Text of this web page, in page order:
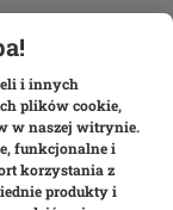
i innych
plików cookie,
w naszej witrynie.
funkcjonalne i
korzystania z
produkty i